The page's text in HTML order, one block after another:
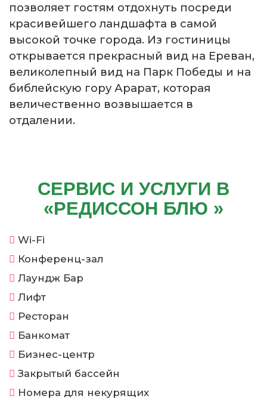
позволяет гостям отдохнуть посреди
красивейшего ландшафта в самой
высокой точке города. Из гостиницы
открывается прекрасный вид на Ереван,
великолепный вид на Парк Победы и на
библейскую гору Арарат, которая
величественно возвышается в
отдалении.
СЕРВИС И УСЛУГИ В
«РЕДИССОН БЛЮ »
Wi-Fi
Конференц-зал
Лаундж Бар
Лифт
Ресторан
Банкомат
Бизнес-центр
Закрытый бассейн
Номера для некурящих